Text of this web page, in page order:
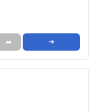
➦ ➜